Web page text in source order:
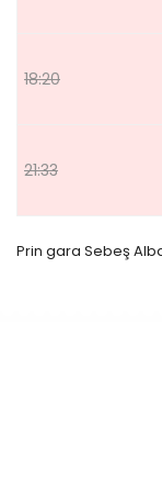
18:20
21:33
Prin gara Sebeş